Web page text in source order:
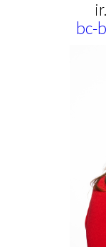
bc-